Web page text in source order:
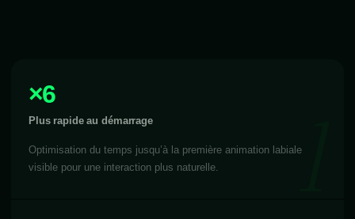
×6
Plus rapide au démarrage
Optimisation du temps jusqu’à la première animation labiale
visible pour une interaction plus naturelle.